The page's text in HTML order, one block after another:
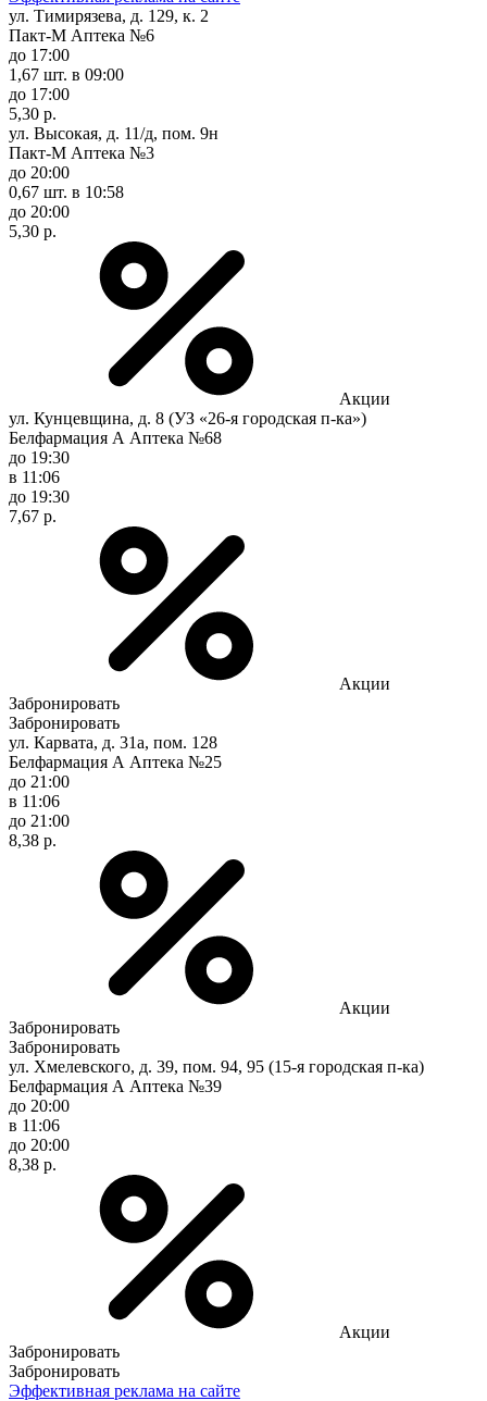
ул. Тимирязева, д. 129, к. 2
Пакт-М Аптека №6
до 17:00
1,67 шт. в 09:00
до 17:00
5,30 р.
ул. Высокая, д. 11/д, пом. 9н
Пакт-М Аптека №3
до 20:00
0,67 шт. в 10:58
до 20:00
5,30 р.
Акции
ул. Кунцевщина, д. 8 (УЗ «26-я городская п-ка»)
Белфармация А Аптека №68
до 19:30
в 11:06
до 19:30
7,67 р.
Акции
Забронировать
Забронировать
ул. Карвата, д. 31а, пом. 128
Белфармация А Аптека №25
до 21:00
в 11:06
до 21:00
8,38 р.
Акции
Забронировать
Забронировать
ул. Хмелевского, д. 39, пом. 94, 95 (15-я городская п-ка)
Белфармация А Аптека №39
до 20:00
в 11:06
до 20:00
8,38 р.
Акции
Забронировать
Забронировать
Эффективная реклама на сайте